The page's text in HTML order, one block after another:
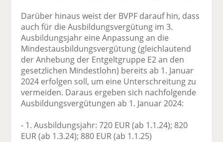
Darüber hinaus weist der BVPF darauf hin, dass
auch für die Ausbildungsvergütung im 3.
Ausbildungsjahr eine Anpassung an die
Mindestausbildungsvergütung (gleichlautend
der Anhebung der Entgeltgruppe E2 an den
gesetzlichen Mindestlohn) bereits ab 1. Januar
2024 erfolgen soll, um eine Unterschreitung zu
vermeiden. Daraus ergeben sich nachfolgende
Ausbildungsvergütungen ab 1. Januar 2024:
- 1. Ausbildungsjahr: 720 EUR (ab 1.1.24); 820
EUR (ab 1.3.24); 880 EUR (ab 1.1.25)